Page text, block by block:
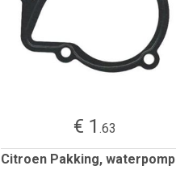
€ 1 .63
Citroen Pakking, waterpomp